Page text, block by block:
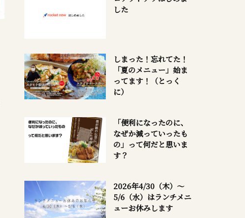
した
しまった！忘れてた！
「夏のメニュー」始ま
ってます！（とっく
に）
「便利になったのに、
なぜか減っていったも
の」って何だと思いま
す？
2026年4/30（木）～
5/6（水）はランチメニ
ューお休みします